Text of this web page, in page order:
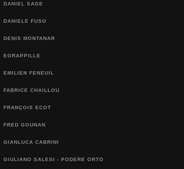
DANIEL SAGE
DANIELE FUSO
DENIS MONTANAR
EGRAPPILLE
EMILIEN FENEUIL
FABRICE CHAILLOU
FRANÇOIS ECOT
FRED GOUNAN
GIANLUCA CABRINI
GIULIANO SALESI - PODERE ORTO